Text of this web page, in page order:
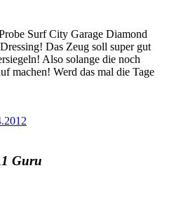
Surf City Garage Diamond
Das Zeug soll super gut
Also solange die noch
machen! Werd das mal die Tage
Guru